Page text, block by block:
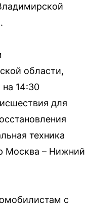
области,
14:30
для
техника
Москва – Нижний
с